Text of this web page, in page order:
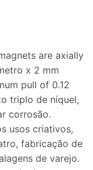
are axially
x 2 mm
pull of 0.12
triplo de níquel,
corrosão.
usos criativos,
fabricação de
de varejo.